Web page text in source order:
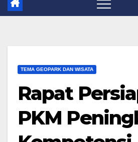
TEMA GEOPARK DAN WISATA
Rapat
PKM